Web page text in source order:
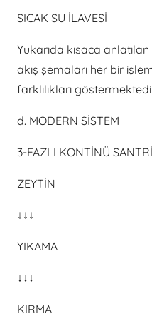
SICAK SU İLAVESİ
Yukarıda kısaca
akış şemaları her bir
farklılıkları
d. MODERN SİSTEM
3-FAZLI KONTİNÜ
ZEYTİN
↓↓↓
YIKAMA
↓↓↓
KIRMA